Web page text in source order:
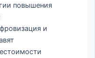
повышения
и